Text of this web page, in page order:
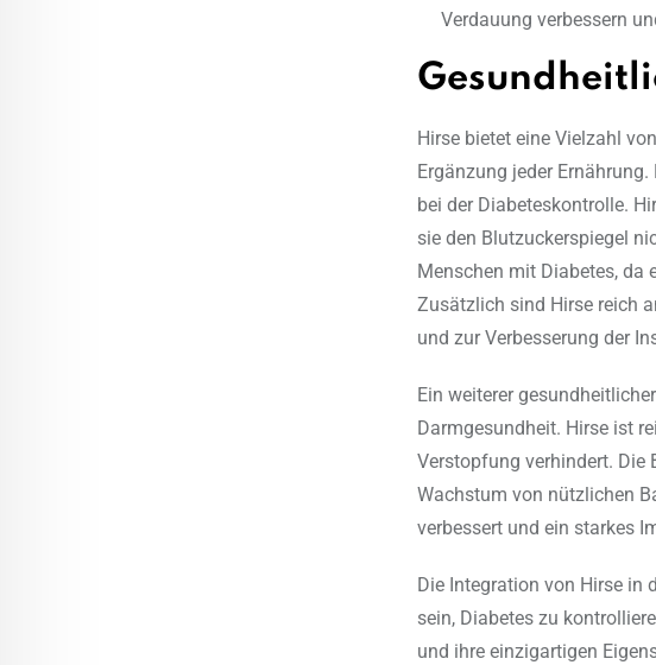
Verdauung verbessern
Hirse bietet eine Vielzahl
Ergänzung jeder
bei der Diabeteskontrolle.
sie den Blutzuckerspiegel
Menschen mit Diabetes, da
Zusätzlich sind Hirse reich
und zur Verbesserung der
Ein weiterer
Darmgesundheit. Hirse ist
Verstopfung verhindert.
Wachstum von nützlichen
verbessert und ein starkes
Die Integration von Hirse in
sein, Diabetes zu
und ihre einzigartigen